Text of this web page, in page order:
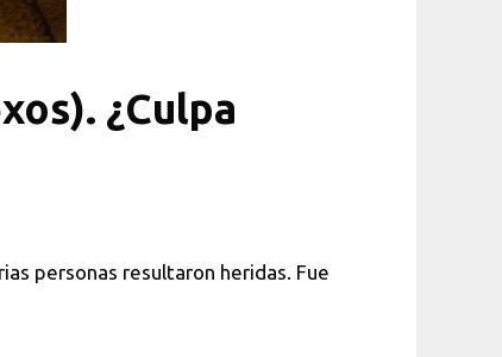
¿Culpa
personas resultaron heridas. Fue